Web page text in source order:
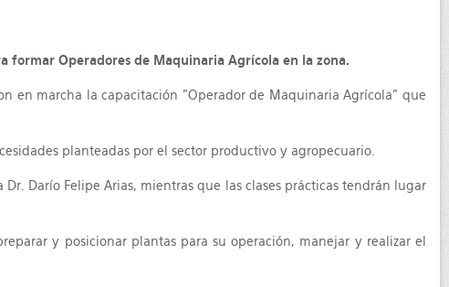
formar Operadores de Maquinaria Agrícola en la zona.
en marcha la capacitación "Operador de Maquinaria Agrícola" que
planteadas por el sector productivo y agropecuario.
Darío Felipe Arias, mientras que las clases prácticas tendrán lugar
y posicionar plantas para su operación, manejar y realizar el